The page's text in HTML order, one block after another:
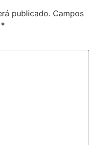
publicado. Campos
*